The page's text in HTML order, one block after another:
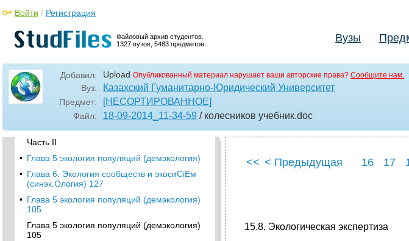
Файловый архив студентов.
1327 вузов, 5483 предметов.
Войти / Регистрация
Вузы
Добавил: Upload Опубликованный материал нарушает ваши авторские права? Сообщите нам.
Вуз: Казахский Гуманитарно-Юридический Университет
Предмет: [НЕСОРТИРОВАННОЕ]
Файл: 18-09-2014_11-34-59 / колесников учебник.doc
• Глава 2
вещество
• Глава 3
• Часть I. Биосфера
Глава 3. Строение и свойства биосферы
Часть II
• Глава 5 экология популяций (демэкология)
• Глава 6. Экология сообществ и экосиСіЕм
(синэк.Ология) 127
• Глава 5 экология популяций (демэкология)
105
Глава 5 экология популяций (демэкология)
105
<< < Предыдущая 16 17
15.8. Экологическая экспертиза